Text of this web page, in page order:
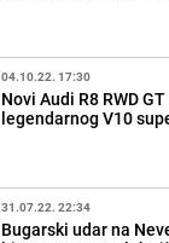
04.10.22. 17:30
Novi Audi R8 RWD
legendarnog V10
31.07.22. 22:34
Bugarski udar na